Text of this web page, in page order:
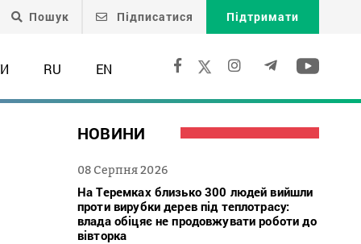
Пошук Підписатися Підтримати
RU EN
НОВИНИ
08 Серпня 2026
На Теремках близько 300 людей вийшли
проти вирубки дерев під теплотрасу:
влада обіцяє не продовжувати роботи до
вівторка